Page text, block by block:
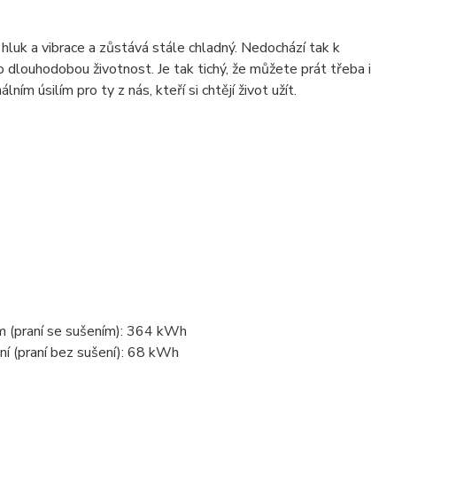
a vibrace a zůstává stále chladný. Nedochází tak k
životnost. Je tak tichý, že můžete prát třeba i
úsilím pro ty z nás, kteří si chtějí život užít.
se sušením): 364 kWh
(praní bez sušení): 68 kWh